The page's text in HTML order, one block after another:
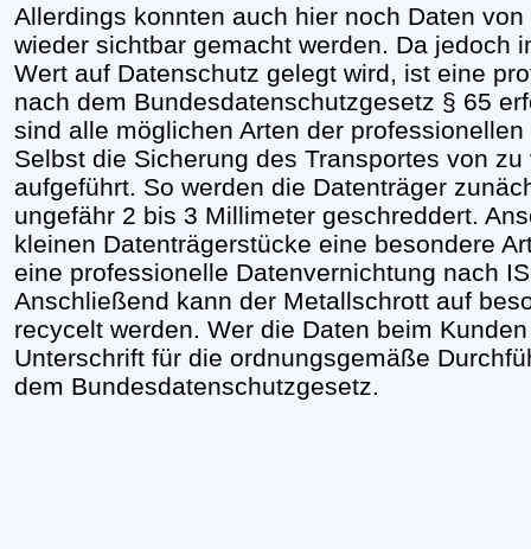
Allerdings konnten auch hier noch Daten
wieder sichtbar gemacht werden. Da jedoch
Wert auf Datenschutz gelegt wird, ist eine
nach dem Bundesdatenschutzgesetz § 65
sind alle möglichen Arten der
Selbst die Sicherung des Transportes von
aufgeführt. So werden die Datenträger
ungefähr 2 bis 3 Millimeter geschreddert.
kleinen Datenträgerstücke eine besondere
eine professionelle Datenvernichtung nach
Anschließend kann der Metallschrott auf
recycelt werden. Wer die Daten beim
Unterschrift für die ordnungsgemäße
dem Bundesdatenschutzgesetz.